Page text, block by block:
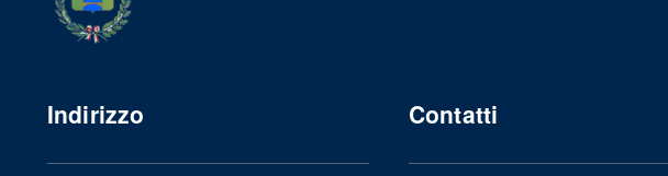
Indirizzo Contatti